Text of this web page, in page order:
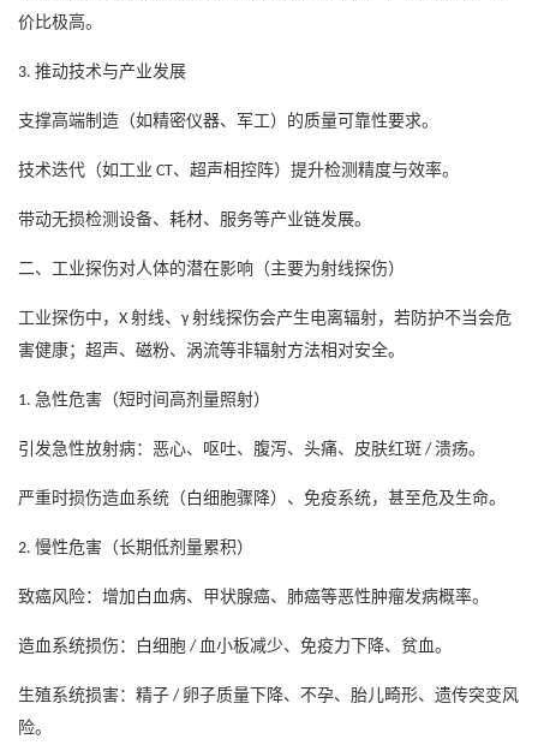
价比极高。
3. 推动技术与产业发展
支撑高端制造（如精密仪器、军工）的质量可靠性要求。
技术迭代（如工业 CT、超声相控阵）提升检测精度与效率。
带动无损检测设备、耗材、服务等产业链发展。
二、工业探伤对人体的潜在影响（主要为射线探伤）
工业探伤中， X 射线、 γ 射线探伤会产生电离辐射，若防护不当会危
害健康；超声、磁粉、涡流等非辐射方法相对安全。
1. 急性危害（短时间高剂量照射）
引发急性放射病：恶心、呕吐、腹泻、头痛、皮肤红斑 / 溃疡。
严重时损伤造血系统（白细胞骤降）、免疫系统，甚至危及生命。
2. 慢性危害（长期低剂量累积）
致癌风险：增加白血病、甲状腺癌、肺癌等恶性肿瘤发病概率。
造血系统损伤：白细胞 / 血小板减少、免疫力下降、贫血。
生殖系统损害：精子 / 卵子质量下降、不孕、胎儿畸形、遗传突变风
险。